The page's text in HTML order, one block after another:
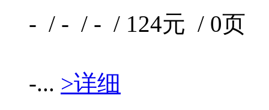
- / - / - / 124元 / 0页
-... >详细